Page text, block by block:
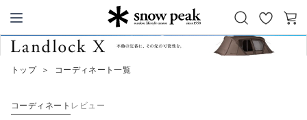
Snow Peak
お
気
カ
トップ ＞ コーディネート一覧
コーディネート レビュー